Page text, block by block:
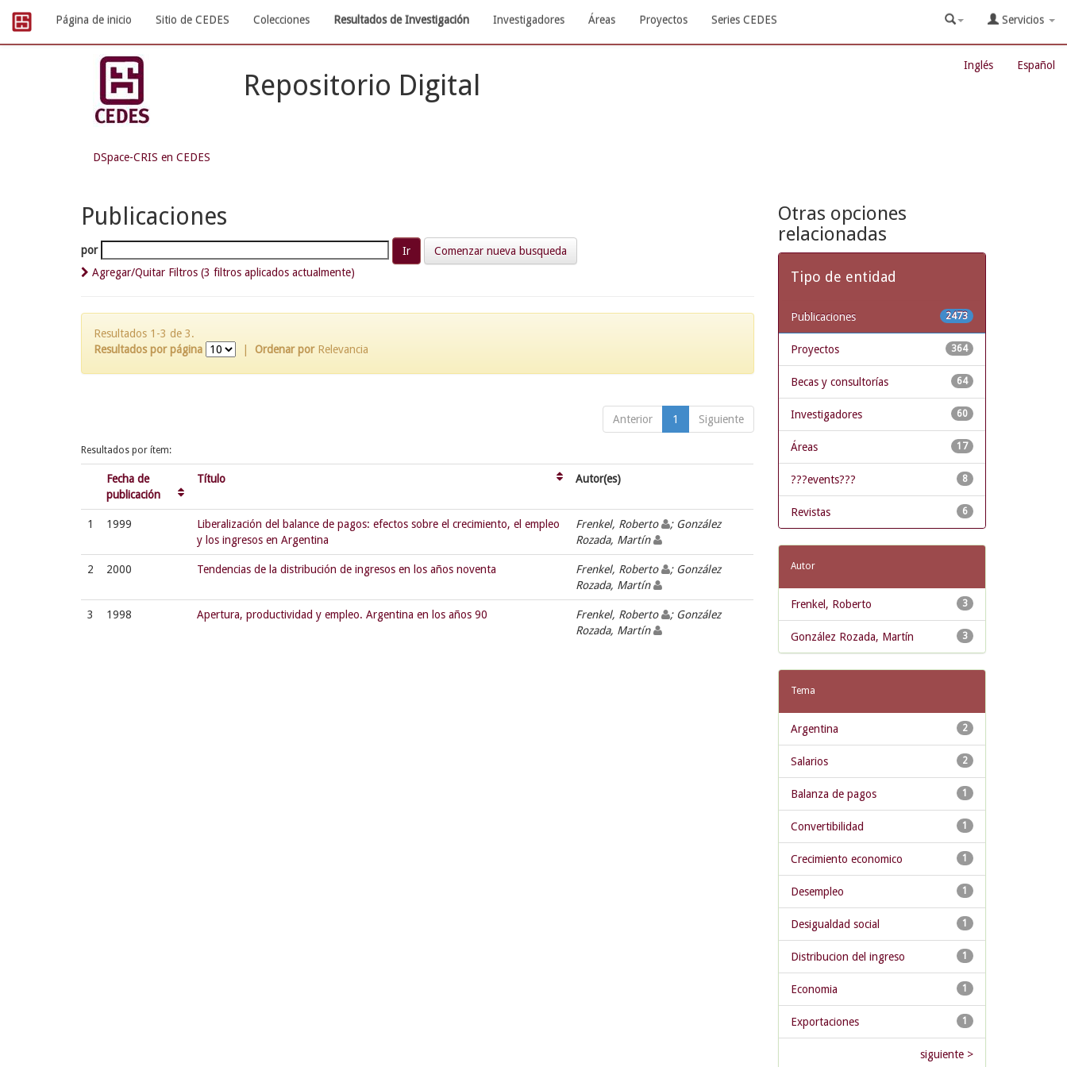
navigation
Página de inicio Sitio de CEDES Colecciones Resultados de Investigación Investigadores Áreas Proyectos Series CEDES Servicios
Inglés Español
Repositorio Digital
DSpace-CRIS en CEDES
Publicaciones
por
Comenzar nueva busqueda
Agregar/Quitar Filtros (3 filtros aplicados actualmente)
Resultados 1-3 de 3.
Resultados por página
Ordenar por Relevancia
Anterior 1 Siguiente
Resultados por ítem:
Fecha de
publicación
Título Autor(es)
1 1999
Liberalización del balance de pagos: efectos sobre el crecimiento, el empleo
y los ingresos en Argentina
Frenkel, Roberto
; González
Rozada, Martín
2 2000 Tendencias de la distribución de ingresos en los años noventa Frenkel, Roberto
; González
Rozada, Martín
3 1998 Apertura, productividad y empleo. Argentina en los años 90 Frenkel, Roberto
; González
Rozada, Martín
Otras opciones
relacionadas
Tipo de entidad
2473
Publicaciones
364
Proyectos
64
Becas y consultorías
60
Investigadores
17
Áreas
8
???events???
6
Revistas
Autor
3
Frenkel, Roberto
3
González Rozada, Martín
Tema
2
Argentina
2
Salarios
1
Balanza de pagos
1
Convertibilidad
1
Crecimiento economico
1
Desempleo
1
Desigualdad social
1
Distribucion del ingreso
1
Economia
1
Exportaciones
siguiente >